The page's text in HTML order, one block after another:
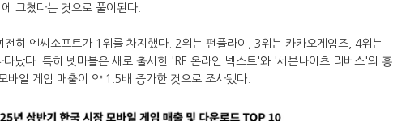
그쳤다는 것으로 풀이된다.
전히 엔씨소프트가 1위를 차지했다. 2위는 펀플라이, 3위는 카카오게임즈, 4위는
타났다. 특히 넷마블은 새로 출시한 'RF 온라인 넥스트'와 '세븐나이츠 리버스'의 흥
바일 게임 매출이 약 1.5배 증가한 것으로 조사됐다.